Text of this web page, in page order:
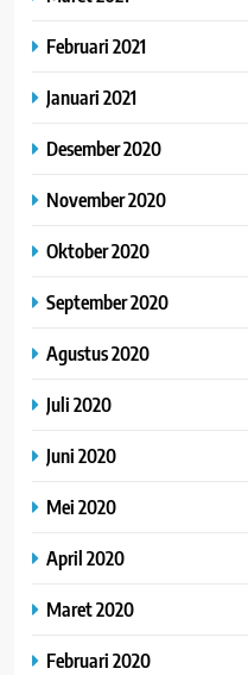
Februari 2021
Januari 2021
Desember 2020
November 2020
Oktober 2020
September 2020
Agustus 2020
Juli 2020
Juni 2020
Mei 2020
April 2020
Maret 2020
Februari 2020